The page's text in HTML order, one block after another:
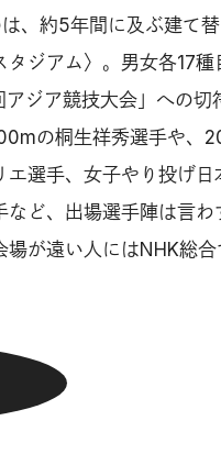
、約5年間に及ぶ建て
ジアム〉。男女各17種
ジア競技大会」への切
の桐生祥秀選手や、
エ選手、女子やり投げ日
ど、出場選手陣は言わ
が遠い人にはNHK総